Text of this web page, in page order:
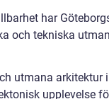
har
och tekniska
utmana arkitektur
upplevelse